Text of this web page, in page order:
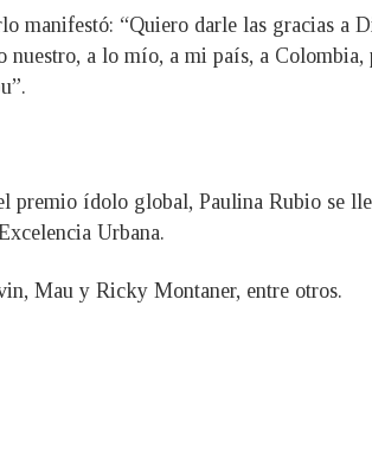
manifestó: “Quiero darle las gracias a
a lo mío, a mi país, a
premio ídolo global, Paulina Rubio se
Urbana.
Mau y Ricky Montaner, entre otros.